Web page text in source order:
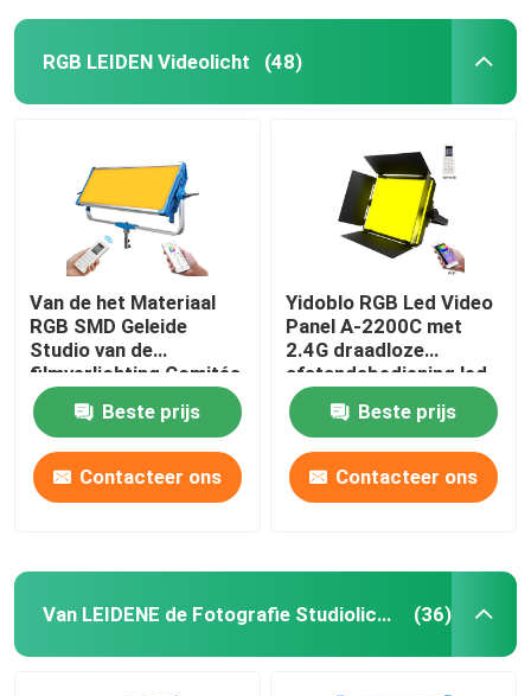
RGB LEIDEN Videolicht (48)
Van de het Materiaal
RGB SMD Geleide
Studio van de
filmverlichting Comités
van de
Fotografielichten 500w
Skyblue Video Lichte
12 Gevolgen
Beste prijs
Contacteer ons
Yidoblo RGB Led Video
Panel A-2200C met
2.4G draadloze
afstandsbediening led
licht voor film & video
productieBeste prijs
Contacteer ons
Van LEIDENE de Fotografie Studiolichten (36)